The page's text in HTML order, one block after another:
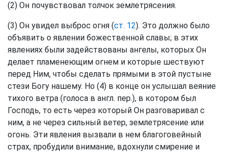
(2) Он почувствовал толчок землетрясения.
(3) Он увидел выброс огня (ст. 12). Это должно было
объявить о явлении божественной славы; в этих
явлениях были задействованы ангелы, которых Он
делает пламенеющим огнем и которые шествуют
перед Ним, чтобы сделать прямыми в этой пустыне
стези Богу нашему. Но (4) в конце он услышал веяние
тихого ветра (голоса в англ. пер.), в котором был
Господь, то есть через который Он разговаривал с
ним, а не через сильный ветер, землетрясение или
огонь. Эти явления вызвали в нем благоговейный
страх, пробудили внимание, вдохнули смирение и